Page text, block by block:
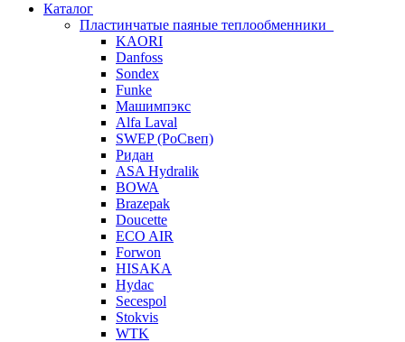
Каталог
Пластинчатые паяные теплообменники
KAORI
Danfoss
Sondex
Funke
Машимпэкс
Alfa Laval
SWEP (РоСвеп)
Ридан
ASA Hydralik
BOWA
Brazepak
Doucette
ECO AIR
Forwon
HISAKA
Hydac
Secespol
Stokvis
WTK